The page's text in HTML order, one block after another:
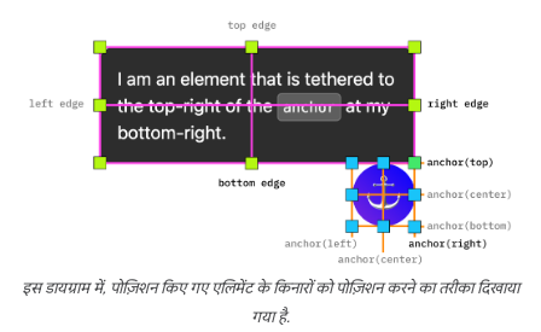
इस डायग्राम में, पोज़िशन किए गए एलिमेंट के किनारों को पोज़िशन करने का तरीका दिखाया
गया है.